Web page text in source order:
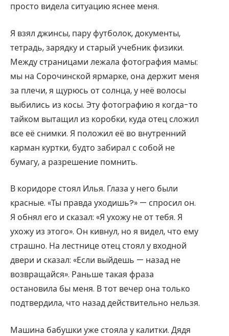
просто видела ситуацию яснее меня.
Я взял джинсы, пару футболок, документы,
тетрадь, зарядку и старый учебник физики.
Между страницами лежала фотография мамы:
мы на Сорочинской ярмарке, она держит меня
за плечи, я щурюсь от солнца, у неё волосы
выбились из косы. Эту фотографию я когда-то
тайком вытащил из коробки, куда отец сложил
все её снимки. Я положил её во внутренний
карман куртки, будто забирал с собой не
бумагу, а разрешение помнить.
В коридоре стоял Илья. Глаза у него были
красные. «Ты правда уходишь?» — спросил он.
Я обнял его и сказал: «Я ухожу не от тебя. Я
ухожу из этого». Он кивнул, но я видел, что ему
страшно. На лестнице отец стоял у входной
двери и сказал: «Если выйдешь — назад не
возвращайся». Раньше такая фраза
остановила бы меня. В тот вечер она только
подтвердила, что назад действительно нельзя.
Машина бабушки уже стояла у калитки. Дядя